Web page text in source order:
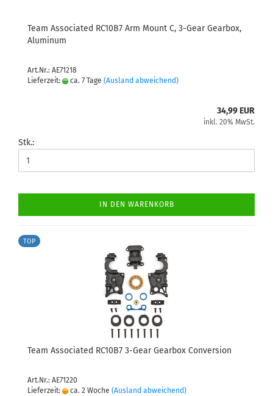
Team Associated RC10B7 Arm Mount C, 3-Gear Gearbox,
Aluminum
Art.Nr.: AE71218
Lieferzeit:
ca. 7 Tage (Ausland abweichend)
34,99 EUR
inkl. 20% MwSt.
Stk.:
IN DEN WARENKORB
TOP
Team Associated RC10B7 3-Gear Gearbox Conversion
Art.Nr.: AE71220
Lieferzeit:
ca. 2 Woche (Ausland abweichend)